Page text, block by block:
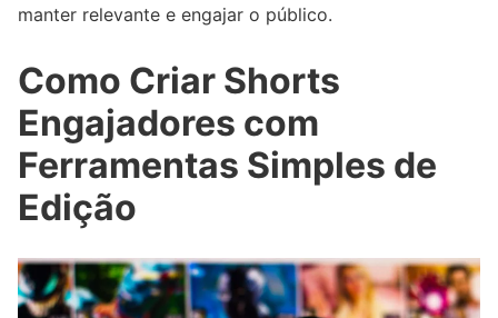
manter relevante e engajar o público.
Como Criar Shorts
Engajadores com
Ferramentas Simples de
Edição